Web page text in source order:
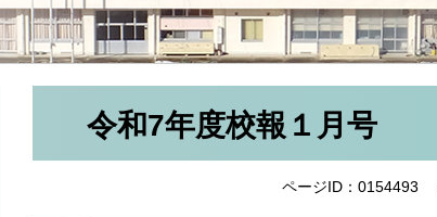
令和7年度校報１月号
ページID：0154493